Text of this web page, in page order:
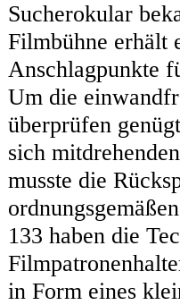
Sucherokular
Filmbühne erhält
Anschlagpunkte
Um die
überprüfen
sich
musste die
133 haben die
in Form eines